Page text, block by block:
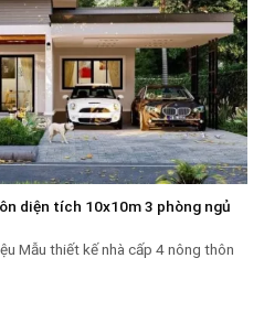
diện tích 10x10m 3 phòng ngủ
Mẫu thiết kế nhà cấp 4 nông thôn